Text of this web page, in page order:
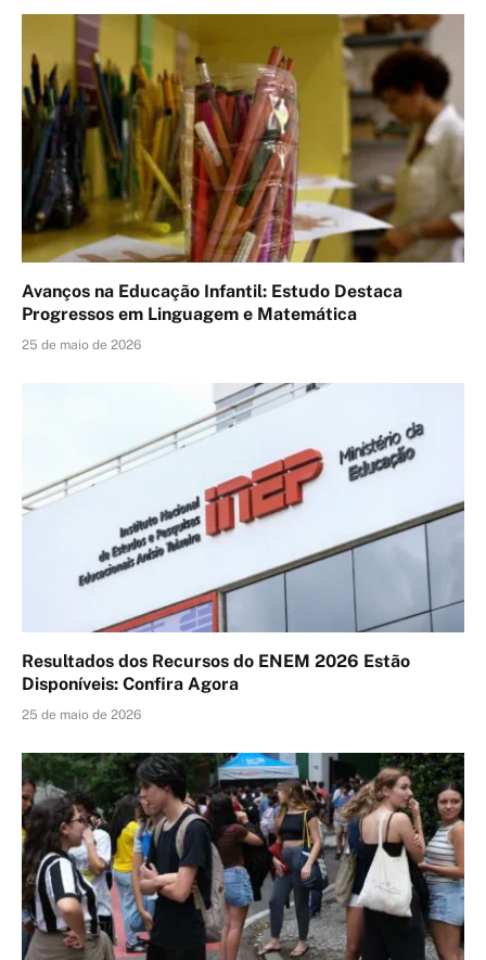
Avanços na Educação Infantil: Estudo Destaca
Progressos em Linguagem e Matemática
25 de maio de 2026
Resultados dos Recursos do ENEM 2026 Estão
Disponíveis: Confira Agora
25 de maio de 2026